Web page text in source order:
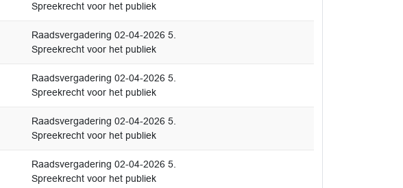
Spreekrecht voor het publiek
Raadsvergadering 02-04-2026 5.
Spreekrecht voor het publiek
Raadsvergadering 02-04-2026 5.
Spreekrecht voor het publiek
Raadsvergadering 02-04-2026 5.
Spreekrecht voor het publiek
Raadsvergadering 02-04-2026 5.
Spreekrecht voor het publiek